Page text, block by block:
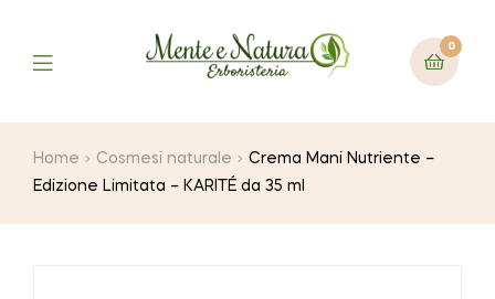
0
Home Cosmesi naturale
Crema Mani Nutriente –
Edizione Limitata – KARITÉ da 35 ml